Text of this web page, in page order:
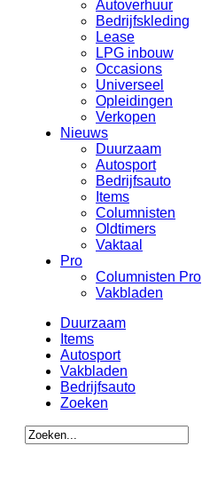
Autoverhuur
Bedrijfskleding
Lease
LPG inbouw
Occasions
Universeel
Opleidingen
Verkopen
Nieuws
Duurzaam
Autosport
Bedrijfsauto
Items
Columnisten
Oldtimers
Vaktaal
Pro
Columnisten Pro
Vakbladen
Duurzaam
Items
Autosport
Vakbladen
Bedrijfsauto
Zoeken